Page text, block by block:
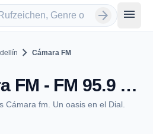
arrow_forward menu
chevron_right Cámara FM
Cámara FM - FM 95.9 - Medellín
Cámara fm. Un oasis en el Dial.